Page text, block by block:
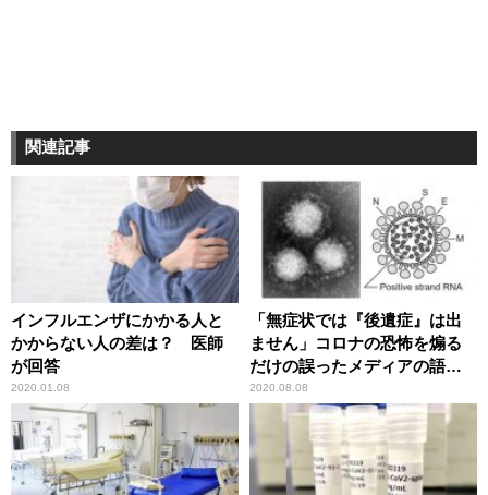
関連記事
インフルエンザにかかる人と
かからない人の差は？ 医師
が回答
2020.01.08
「無症状では『後遺症』は出
ません」コロナの恐怖を煽る
だけの誤ったメディアの語法
に辛坊治郎が異議
2020.08.08